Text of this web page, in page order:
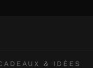
& IDÉES